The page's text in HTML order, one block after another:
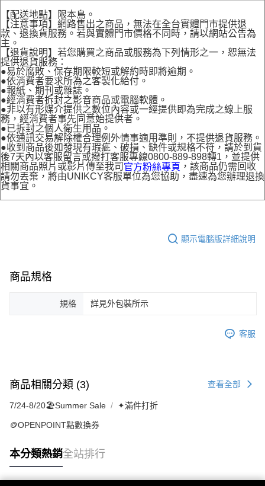
【配送地點】限本島。
【注意事項】網路售出之商品，無法在全台實體門市提供退
款、退換貨服務。若與實體門市價格不同時，請以網站公告為
主。
【退貨說明】若您購買之商品或服務為下列情形之一，恕無法
提供退貨服務：
●易於腐敗、保存期限較短或解約時即將逾期。
●依消費者要求所為之客製化給付。
●報紙、期刊或雜誌。
●經消費者拆封之影音商品或電腦軟體。
●非以有形媒介提供之數位內容或一經提供即為完成之線上服
務，經消費者事先同意始提供者。
●已拆封之個人衛生用品。
●依通訊交易解除權合理例外情事適用準則，不提供退貨服務。
●收到商品後如發現有瑕疵、破損、缺件或規格不符，請於到貨
後7天內以客服留言或撥打客服專線0800-889-898轉1，並提供
相關商品照片或影片傳至我司 官方粉絲專頁 ，該商品仍需回收
請勿丟棄，將由UNIKCY客服單位為您協助，盡速為您辦理退換
貨事宜。
顯示電腦版詳細說明
商品規格
規格 詳見外包裝所示
客服
商品相關分類 (3) 查看全部
7/24-8/20🏖️Summer Sale ✦滿件打折
🪙OPENPOINT點數換券
本分類熱銷全站排行